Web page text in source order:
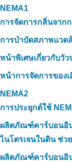
NEMA1
การจัดการกลิ่นจากก
การบำบัดสภาพแวด
หน้าพิเศษเกี่ยวกับวัว
หน้าการจัดการของเ
NEMA2
การประยุกต์ใช้
ผลิตภัณฑ์คาร์บอนอิน
ไนโตรเจนในดิน ช่ว
ผลิตภัณฑ์คาร์บอนอิ